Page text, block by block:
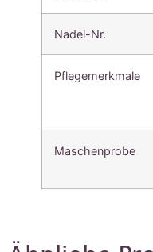
Nadel-Nr.
Pflegemerkmale
Maschenprobe